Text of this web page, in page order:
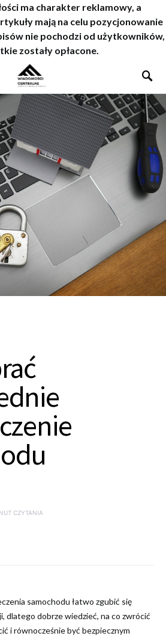
ma charakter reklamowy, a
mają na celu pozycjonowanie
nie pochodzi od użytkowników,
zostały opłacone.
CZYTANIA
samochodu łatwo zgubić się
dlatego dobrze wiedzieć, na co zwrócić
i równocześnie być bezpiecznym